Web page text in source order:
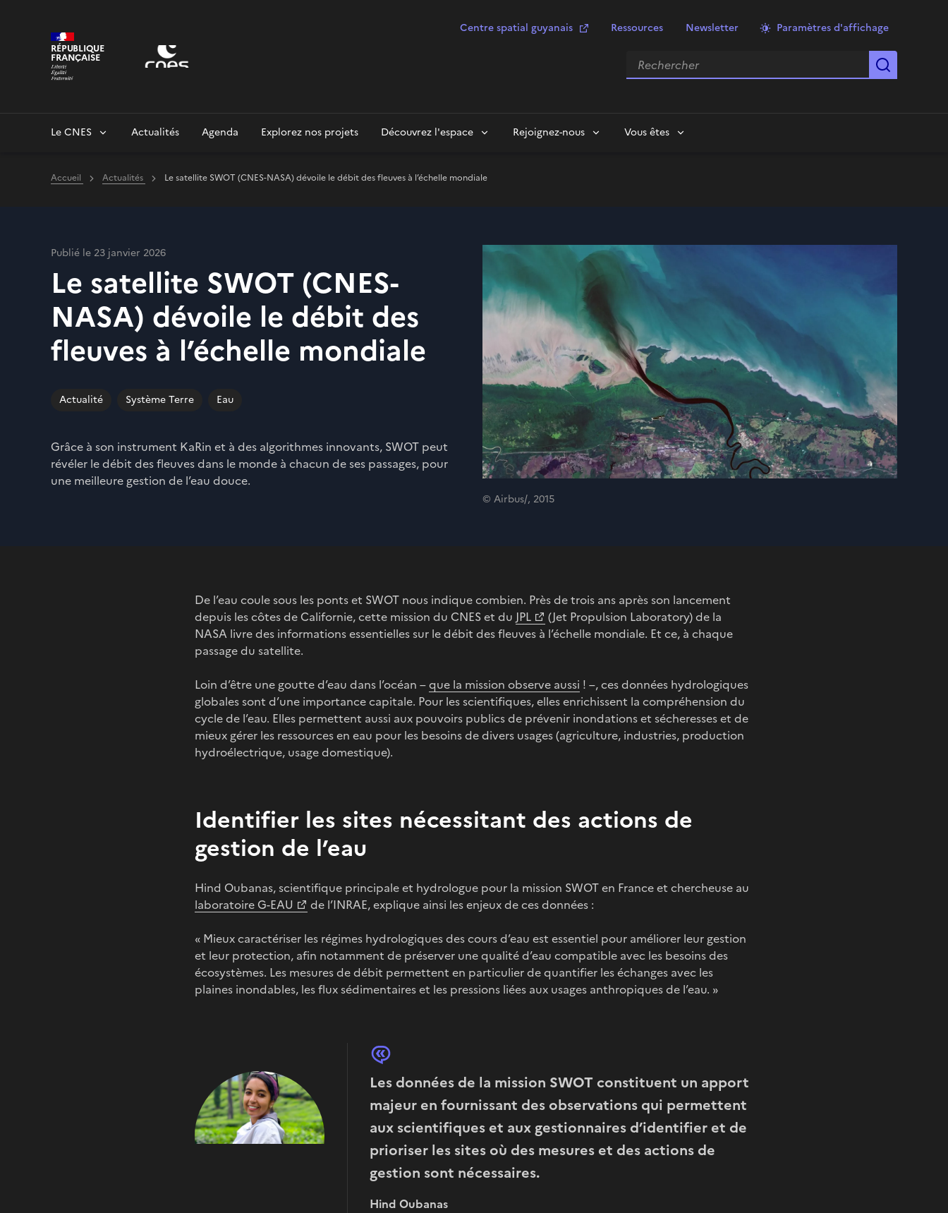
RÉPUBLIQUE
FRANÇAISE
Centre spatial guyanais Ressources Newsletter Paramètres d'affichage
Rechercher
Le CNES Actualités Agenda Explorez nos projets Découvrez l'espace Rejoignez-nous Vous êtes
Accueil Actualités Le satellite SWOT (CNES-NASA) dévoile le débit des fleuves à l’échelle mondiale
Publié le 23 janvier 2026
Le satellite SWOT (CNES-
NASA) dévoile le débit des
fleuves à l’échelle mondiale
Actualité Système Terre Eau
Grâce à son instrument KaRin et à des algorithmes innovants, SWOT peut
révéler le débit des fleuves dans le monde à chacun de ses passages, pour
une meilleure gestion de l’eau douce.
© Airbus/, 2015
De l’eau coule sous les ponts et SWOT nous indique combien. Près de trois ans après son lancement
depuis les côtes de Californie, cette mission du CNES et du JPL
(Jet Propulsion Laboratory) de la
NASA livre des informations essentielles sur le débit des fleuves à l’échelle mondiale. Et ce, à chaque
passage du satellite.
Loin d’être une goutte d’eau dans l’océan –que la mission observe aussi ! –, ces données hydrologiques
globales sont d’une importance capitale. Pour les scientifiques, elles enrichissent la compréhension du
cycle de l’eau. Elles permettent aussi aux pouvoirs publics de prévenir inondations et sécheresses et de
mieux gérer les ressources en eau pour les besoins de divers usages (agriculture, industries, production
hydroélectrique, usage domestique).
Identifier les sites nécessitant des actions de
gestion de l’eau
Hind Oubanas, scientifique principale et hydrologue pour la mission SWOT en France et chercheuse au
laboratoire G-EAU
de l’INRAE, explique ainsi les enjeux de ces données :
« Mieux caractériser les régimes hydrologiques des cours d’eau est essentiel pour améliorer leur gestion
et leur protection, afin notamment de préserver une qualité d’eau compatible avec les besoins des
écosystèmes. Les mesures de débit permettent en particulier de quantifier les échanges avec les
plaines inondables, les flux sédimentaires et les pressions liées aux usages anthropiques de l’eau. »
Les données de la mission SWOT constituent un apport
majeur en fournissant des observations qui permettent
aux scientifiques et aux gestionnaires d’identifier et de
prioriser les sites où des mesures et des actions de
gestion sont nécessaires.
Hind Oubanas